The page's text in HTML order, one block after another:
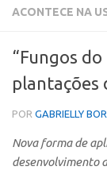
Agência
Polos
Polo
Polo
Polo
ACONTECE NA
“Fungos
plantações
POR GABRIELLY
Nova forma de
desenvolvimento